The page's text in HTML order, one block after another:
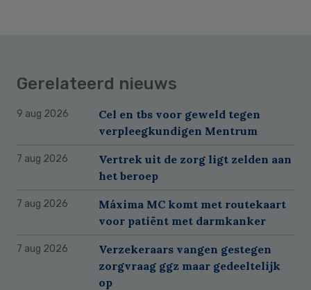
Gerelateerd nieuws
9 aug 2026
Cel en tbs voor geweld tegen
verpleegkundigen Mentrum
7 aug 2026
Vertrek uit de zorg ligt zelden aan
het beroep
7 aug 2026
Máxima MC komt met routekaart
voor patiënt met darmkanker
7 aug 2026
Verzekeraars vangen gestegen
zorgvraag ggz maar gedeeltelijk
op